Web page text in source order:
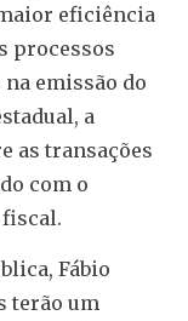
eficiência
processos
emissão do
a
as transações
com o
fiscal.
Fábio
terão um